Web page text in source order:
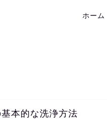
ホーム
本的な洗浄方法